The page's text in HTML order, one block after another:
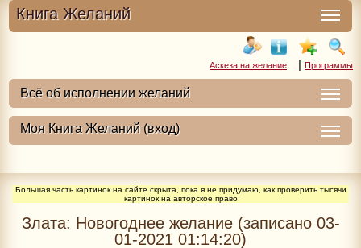
Книга Желаний
Аскеза на желание | Программы
Большая часть картинок на сайте скрыта, пока я не придумаю, как проверить тысячи
картинок на авторское право
Злата: Новогоднее желание (записано 03-
01-2021 01:14:20)